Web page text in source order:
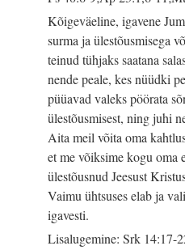
Kõigeväeline, igavene
surma ja ülestõusmisega
teinud tühjaks saatana
nende peale, kes nüüdki
püüavad valeks pöörata
ülestõusmisest, ning juhi
Aita meil võita oma
et me võiksime kogu oma
ülestõusnud Jeesust
Vaimu ühtsuses elab ja
igavesti.
Lisalugemine: Srk 14:17-